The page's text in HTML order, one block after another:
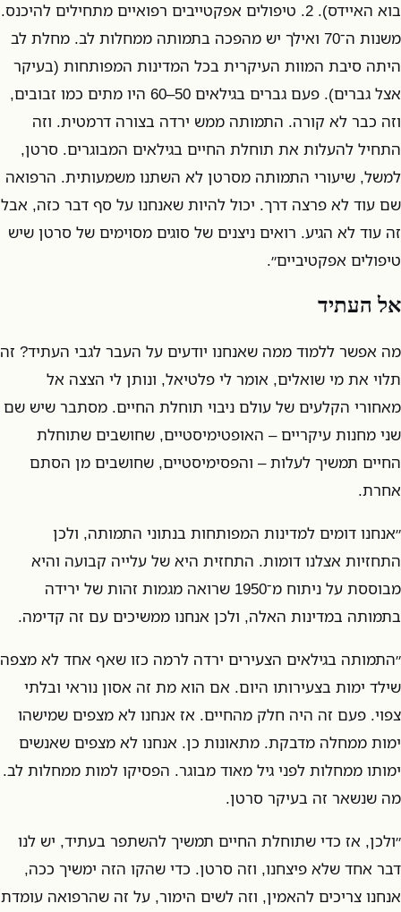
בוא האיידס). 2. טיפולים אפקטייבים רפואיים מתחילים להיכנס.
משנות ה־70 ואילך יש מהפכה בתמותה ממחלות לב. מחלת לב
היתה סיבת המוות העיקרית בכל המדינות המפותחות (בעיקר
אצל גברים). פעם גברים בגילאים 50–60 היו מתים כמו זבובים,
וזה כבר לא קורה. התמותה ממש ירדה בצורה דרמטית. וזה
התחיל להעלות את תוחלת החיים בגילאים המבוגרים. סרטן,
למשל, שיעורי התמותה מסרטן לא השתנו משמעותית. הרפואה
שם עוד לא פרצה דרך. יכול להיות שאנחנו על סף דבר כזה, אבל
זה עוד לא הגיע. רואים ניצנים של סוגים מסוימים של סרטן שיש
טיפולים אפקטיביים״.
אל העתיד
מה אפשר ללמוד ממה שאנחנו יודעים על העבר לגבי העתיד? זה
תלוי את מי שואלים, אומר לי פלטיאל, ונותן לי הצצה אל
מאחורי הקלעים של עולם ניבוי תוחלת החיים. מסתבר שיש שם
שני מחנות עיקריים – האופטימיסטיים, שחושבים שתוחלת
החיים תמשיך לעלות – והפסימיסטיים, שחושבים מן הסתם
אחרת.
״אנחנו דומים למדינות המפותחות בנתוני התמותה, ולכן
התחזיות אצלנו דומות. התחזית היא של עלייה קבועה והיא
מבוססת על ניתוח מ־1950 שרואה מגמות זהות של ירידה
בתמותה במדינות האלה, ולכן אנחנו ממשיכים עם זה קדימה.
״התמותה בגילאים הצעירים ירדה לרמה כזו שאף אחד לא מצפה
שילד ימות בצעירותו היום. אם הוא מת זה אסון נוראי ובלתי
צפוי. פעם זה היה חלק מהחיים. אז אנחנו לא מצפים שמישהו
ימות ממחלה מדבקת. מתאונות כן. אנחנו לא מצפים שאנשים
ימותו ממחלות לפני גיל מאוד מבוגר. הפסיקו למות ממחלות לב.
מה שנשאר זה בעיקר סרטן.
״ולכן, אז כדי שתוחלת החיים תמשיך להשתפר בעתיד, יש לנו
דבר אחד שלא פיצחנו, וזה סרטן. כדי שהקו הזה ימשיך ככה,
אנחנו צריכים להאמין, וזה לשים הימור, על זה שהרפואה עומדת